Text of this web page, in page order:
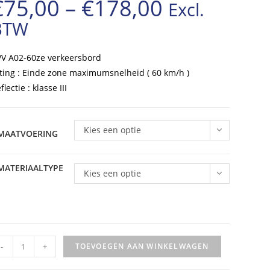
75,00 – €178,00 Prijsklasse:
Excl.
A02-60ze verkeersbord
: Einde zone maximumsnelheid ( 60 km/h )
: klasse III
Kies een optie
Kies een optie
- + TOEVOEGEN AAN WINKELWAGEN